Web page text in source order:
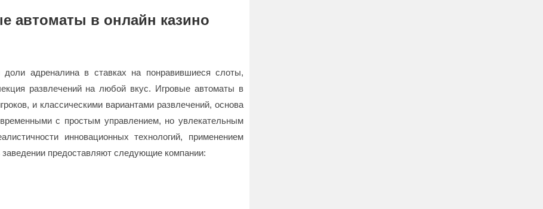
автоматы в онлайн казино
адреналина в ставках на понравившиеся слоты,
развлечений на любой вкус. Игровые автоматы в
и классическими вариантами развлечений, основа
с простым управлением, но увлекательным
инновационных технологий, применением
предоставляют следующие компании: